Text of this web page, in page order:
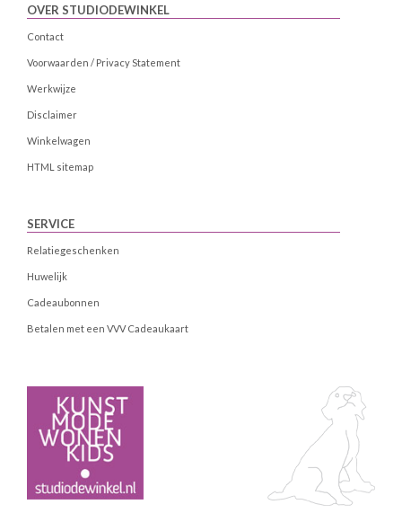
OVER STUDIODEWINKEL
Contact
Voorwaarden / Privacy Statement
Werkwijze
Disclaimer
Winkelwagen
HTML sitemap
SERVICE
Relatiegeschenken
Huwelijk
Cadeaubonnen
Betalen met een VVV Cadeaukaart